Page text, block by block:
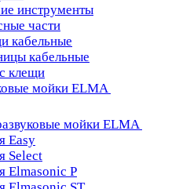
инструменты
части
кабельные
кабельные
клещи
мойки ELMA
мойки ELMA
Easy
Select
Elmasonic P